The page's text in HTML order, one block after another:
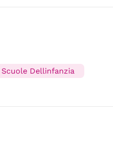
Dellinfanzia